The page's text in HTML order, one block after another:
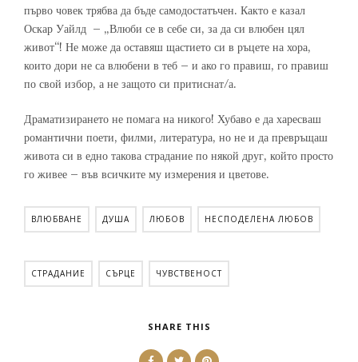
първо човек трябва да бъде самодостатъчен. Както е казал
Оскар Уайлд – „Влюби се в себе си, за да си влюбен цял
живот“! Не може да оставяш щастието си в ръцете на хора,
които дори не са влюбени в теб – и ако го правиш, го правиш
по свой избор, а не защото си притиснат/а.
Драматизирането не помага на никого! Хубаво е да харесваш
романтични поети, филми, литература, но не и да превръщаш
живота си в едно такова страдание по някой друг, който просто
го живее – във всичките му измерения и цветове.
ВЛЮБВАНЕ ДУША ЛЮБОВ НЕСПОДЕЛЕНА ЛЮБОВ
СТРАДАНИЕ СЪРЦЕ ЧУВСТВЕНОСТ
SHARE THIS